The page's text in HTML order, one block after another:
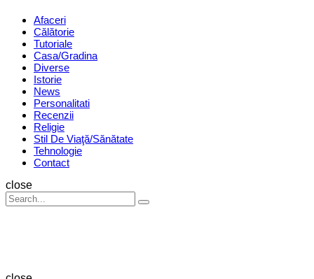
Menu Afaceri
Călătorie
Tutoriale
Casa/Gradina
Diverse
Istorie
News
Personalitati
Recenzii
Religie
Stil De Viaţă/Sănătate
Tehnologie
Contact
Search
close
Search
for:
Search